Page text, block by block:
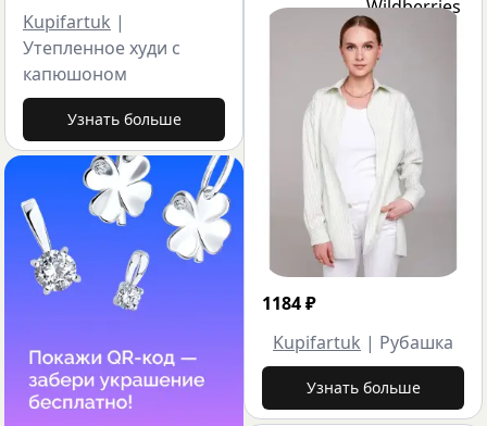
Kupifartuk |
Утепленное худи с
капюшоном
Узнать больше
1184₽
Kupifartuk | Рубашка
Узнать больше